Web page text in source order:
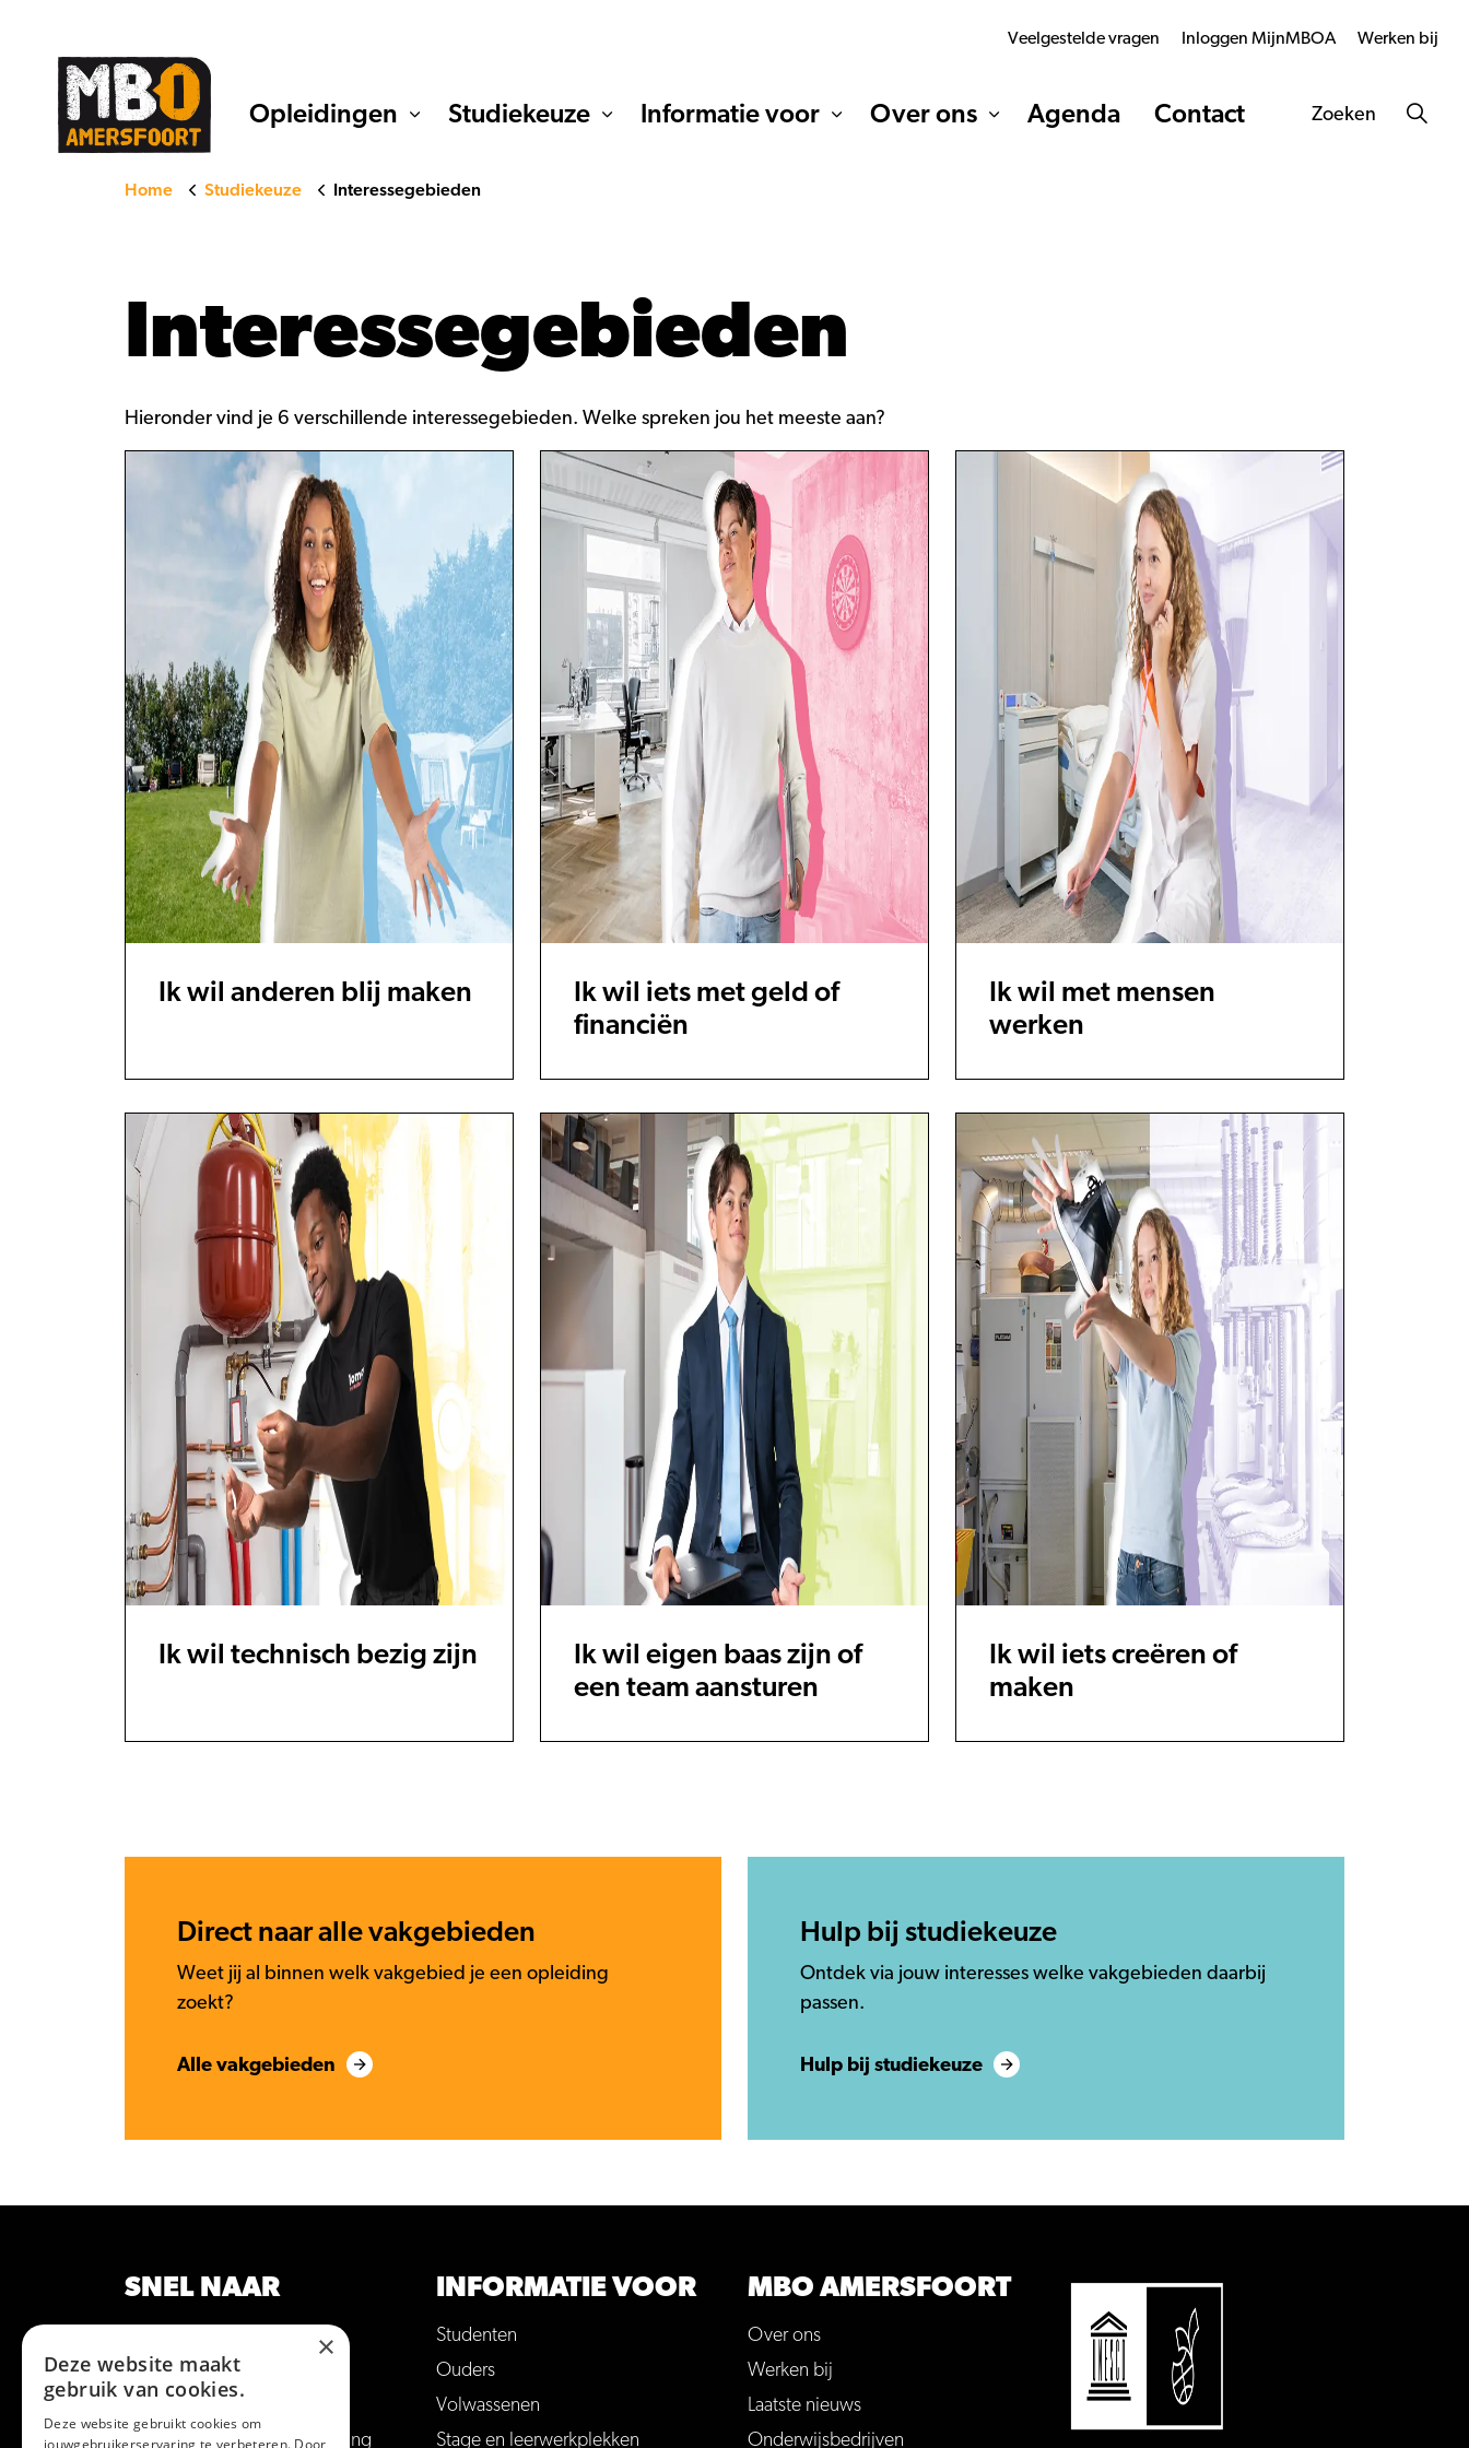
Opleidingen Studiekeuze Informatie voor Over ons Agenda Contact
Veelgestelde vragen Inloggen MijnMBOA Werken bij
Zoeken
Home Studiekeuze Interessegebieden
Interessegebieden
Hieronder vind je 6 verschillende interessegebieden. Welke spreken jou het meeste aan?
Ik wil anderen blij maken
Ik wil iets met geld of
financiën
Ik wil met mensen
werken
Ik wil technisch bezig zijn
Ik wil eigen baas zijn of
een team aansturen
Ik wil iets creëren of
maken
Direct naar alle vakgebieden
Weet jij al binnen welk vakgebied je een opleiding
zoekt?
Alle vakgebieden
Hulp bij studiekeuze
Ontdek via jouw interesses welke vakgebieden daarbij
passen.
Hulp bij studiekeuze
SNEL NAAR
Hulp bij studiekeuze
Aanmelden voor een opleiding
INFORMATIE VOOR
Studenten
Ouders
Volwassenen
Stage en leerwerkplekken
MBO AMERSFOORT
Over ons
Werken bij
Laatste nieuws
Onderwijsbedrijven
×
Deze website maakt
gebruik van cookies.
Deze website gebruikt cookies om
jouwgebruikerservaring te verbeteren. Door